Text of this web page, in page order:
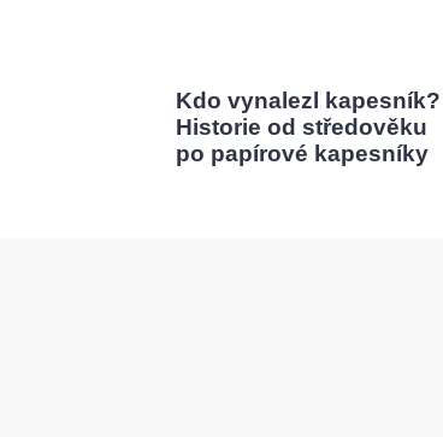
Kdo vynalezl kapesník?
Historie od středověku
po papírové kapesníky